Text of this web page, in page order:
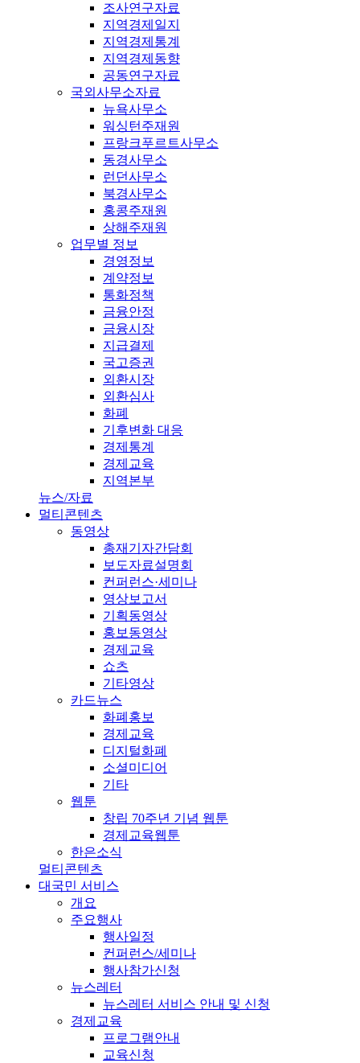
조사연구자료
지역경제일지
지역경제통계
지역경제동향
공동연구자료
국외사무소자료
뉴욕사무소
워싱턴주재원
프랑크푸르트사무소
동경사무소
런던사무소
북경사무소
홍콩주재원
상해주재원
업무별 정보
경영정보
계약정보
통화정책
금융안정
금융시장
지급결제
국고증권
외환시장
외환심사
화폐
기후변화 대응
경제통계
경제교육
지역본부
뉴스/자료
멀티콘텐츠
동영상
총재기자간담회
보도자료설명회
컨퍼런스·세미나
영상보고서
기획동영상
홍보동영상
경제교육
쇼츠
기타영상
카드뉴스
화폐홍보
경제교육
디지털화폐
소셜미디어
기타
웹툰
창립 70주년 기념 웹툰
경제교육웹툰
한은소식
멀티콘텐츠
대국민 서비스
개요
주요행사
행사일정
컨퍼런스/세미나
행사참가신청
뉴스레터
뉴스레터 서비스 안내 및 신청
경제교육
프로그램안내
교육신청